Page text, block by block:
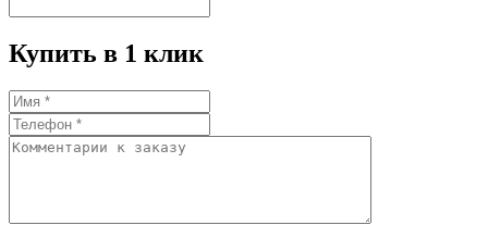
Купить в 1 клик